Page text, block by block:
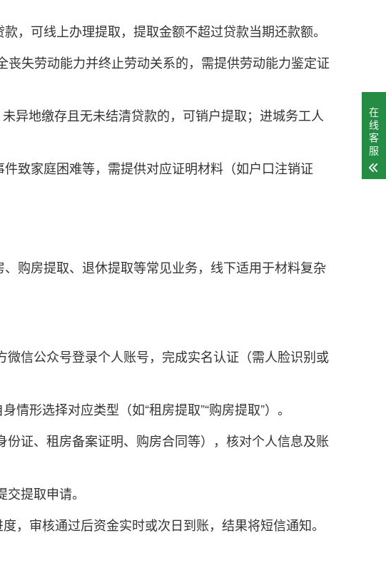
，可线上办理提取，提取金额不超过贷款当期还款额。
丧失劳动能力并终止劳动关系的，需提供劳动能力鉴定证
异地缴存且无未结清贷款的，可销户提取；进城务工人
致家庭困难等，需提供对应证明材料（如户口注销证
购房提取、退休提取等常见业务，线下适用于材料复杂
信公众号登录个人账号，完成实名认证（需人脸识别或
形选择对应类型（如“租房提取”“购房提取”）。
证、租房备案证明、购房合同等），核对个人信息及账
提取申请。
，审核通过后资金实时或次日到账，结果将短信通知。
在
线
客
服